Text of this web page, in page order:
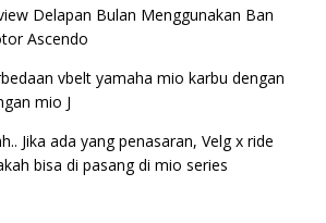
Delapan Bulan Menggunakan Ban
Ascendo
vbelt yamaha mio karbu dengan
mio J
Jika ada yang penasaran, Velg x ride
bisa di pasang di mio series